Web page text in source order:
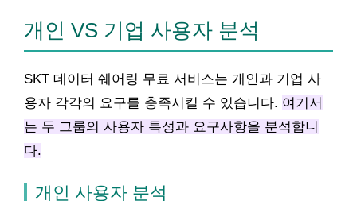
개인 VS 기업 사용자 분석
SKT 데이터 쉐어링 무료 서비스는 개인과 기업 사
용자 각각의 요구를 충족시킬 수 있습니다. 여기서
는 두 그룹의 사용자 특성과 요구사항을 분석합니
다.
개인 사용자 분석